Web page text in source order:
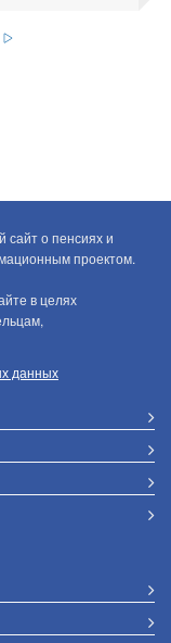
о пенсиях и
проектом.
в целях
данных